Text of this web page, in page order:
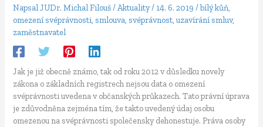
NapsalJUDr. Michal Filouš/Aktuality/ 14. 6. 2019/bílý kůň,
omezení svéprávnosti,smlouva,svéprávnost,uzavírání smluv,
zaměstnavatel
Jak je již obecně známo, tak od roku 2012 v důsledku novely
zákona o základních registrech nejsou data o omezení
svéprávnosti uvedena v občanských průkazech. Tato právní úprava
je zdůvodněna zejména tím, že takto uvedený údaj osobu
omezenou na svéprávnosti společensky dehonestuje. Práva osoby